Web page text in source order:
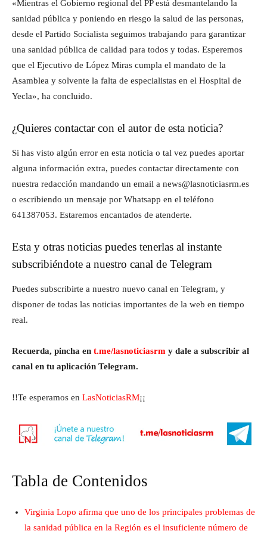
«Mientras el Gobierno regional del PP está desmantelando la
sanidad pública y poniendo en riesgo la salud de las personas,
desde el Partido Socialista seguimos trabajando para garantizar
una sanidad pública de calidad para todos y todas. Esperemos
que el Ejecutivo de López Miras cumpla el mandato de la
Asamblea y solvente la falta de especialistas en el Hospital de
Yecla», ha concluido.
¿Quieres contactar con el autor de esta noticia?
Si has visto algún error en esta noticia o tal vez puedes aportar
alguna información extra, puedes contactar directamente con
nuestra redacción mandando un email a news@lasnoticiasrm.es
o escribiendo un mensaje por Whatsapp en el teléfono
641387053. Estaremos encantados de atenderte.
Esta y otras noticias puedes tenerlas al instante
subscribiéndote a nuestro canal de Telegram
Puedes subscribirte a nuestro nuevo canal en Telegram, y
disponer de todas las noticias importantes de la web en tiempo
real.
Recuerda, pincha en t.me/lasnoticiasrm y dale a subscribir al
canal en tu aplicación Telegram.
!!Te esperamos en LasNoticiasRM¡¡
Tabla de Contenidos
Virginia Lopo afirma que uno de los principales problemas de
la sanidad pública en la Región es el insuficiente número de